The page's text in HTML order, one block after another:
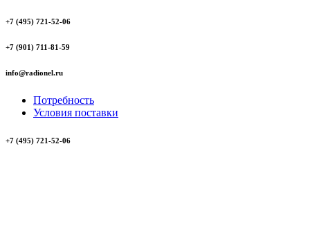
+7 (495) 721-52-06
+7 (901) 711-81-59
info@radionel.ru
Потребность
Условия поставки
+7 (495) 721-52-06